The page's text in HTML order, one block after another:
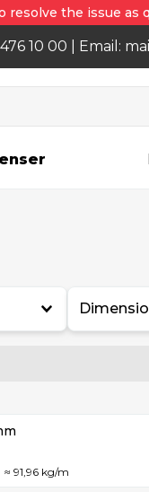
the issue as
10 00 | Email:
≈ 91,96 kg/m